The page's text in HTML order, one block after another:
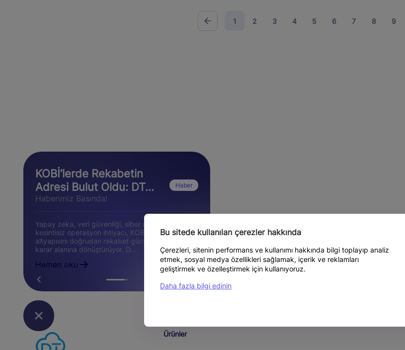
1 2 3 4 5 6 7 8 9
Ürünler
KOBİ’lerde Rekabetin
Adresi Bulut Oldu: DT...
Haberimiz Basında!
Haber
Yapay zeka, veri güvenliği, siber dayanıklılık ve
kesintisiz operasyon ihtiyacı, KOBİ’ler için bulut
altyapısını doğrudan rekabet gücünü etkileyen bir
karar alanına dönüştürüyor. D...
Hemen oku
Bu sitede kullanılan çerezler hakkında
Çerezleri, sitenin performans ve kullanımı hakkında bilgi toplayıp analiz
etmek, sosyal medya özellikleri sağlamak, içerik ve reklamları
geliştirmek ve özelleştirmek için kullanıyoruz.
Daha fazla bilgi edinin